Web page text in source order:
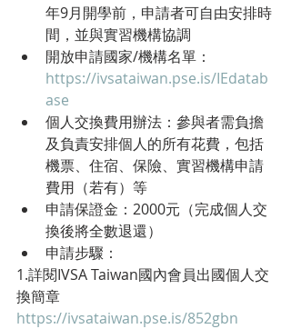
年9月開學前，申請者可自由安排時
間，並與實習機構協調
開放申請國家/機構名單：
https://ivsataiwan.pse.is/IEdatab
ase
個人交換費用辦法：參與者需負擔
及負責安排個人的所有花費，包括
機票、住宿、保險、實習機構申請
費用（若有）等
申請保證金：2000元（完成個人交
換後將全數退還）
申請步驟：
1.詳閱IVSA Taiwan國內會員出國個人交
換簡章
https://ivsataiwan.pse.is/852gbn